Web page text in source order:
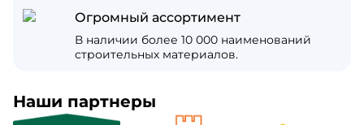
Огромный ассортимент
В наличии более 10 000 наименований
строительных материалов.
Наши партнеры